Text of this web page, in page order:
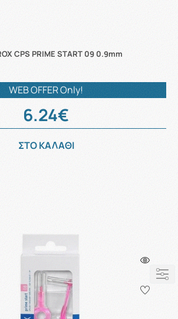
CPS PRIME START 09 0.9mm
WEB OFFER Only!
6.24€
ΣΤΟ ΚΑΛΑΘΙ